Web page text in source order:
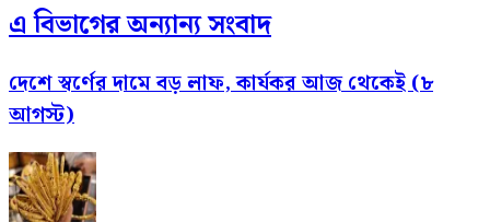
এ বিভাগের অন্যান্য সংবাদ
দেশে স্বর্ণের দামে বড় লাফ, কার্যকর আজ থেকেই (৮
আগস্ট)